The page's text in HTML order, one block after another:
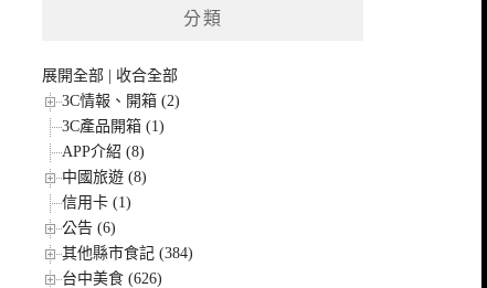
分類
展開全部
收合全部
3C情報、開箱 (2)
3C產品開箱 (1)
APP介紹 (8)
中國旅遊 (8)
信用卡 (1)
公告 (6)
其他縣市食記 (384)
台中美食 (626)